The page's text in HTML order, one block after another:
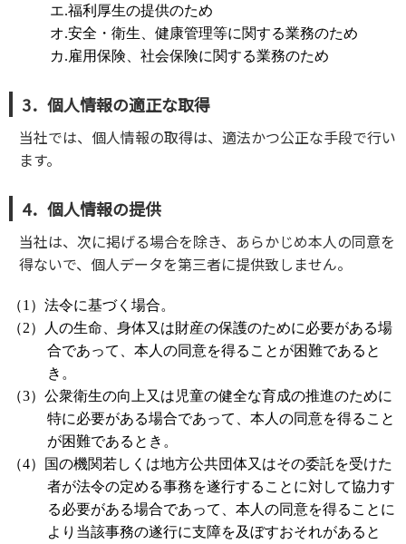
エ.福利厚生の提供のため
オ.安全・衛生、健康管理等に関する業務のため
カ.雇用保険、社会保険に関する業務のため
3．個人情報の適正な取得
当社では、個人情報の取得は、適法かつ公正な手段で行い
ます。
4．個人情報の提供
当社は、次に掲げる場合を除き、あらかじめ本人の同意を
得ないで、個人データを第三者に提供致しません。
（1）法令に基づく場合。
（2）人の生命、身体又は財産の保護のために必要がある場
合であって、本人の同意を得ることが困難であると
き。
（3）公衆衛生の向上又は児童の健全な育成の推進のために
特に必要がある場合であって、本人の同意を得ること
が困難であるとき。
（4）国の機関若しくは地方公共団体又はその委託を受けた
者が法令の定める事務を遂行することに対して協力す
る必要がある場合であって、本人の同意を得ることに
より当該事務の遂行に支障を及ぼすおそれがあると